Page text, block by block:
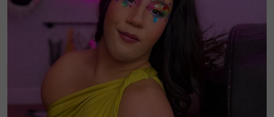
Muhammad Hafiz Fardillah Mohd Rosli mengimbau
bagaimana dirinya mengikuti bapanya sejak berusia
sembilan tahun. Dia sentiasa menemani
Allahyarham ke mana sahaja, sama ada membaca
teromba, menyampaikan puisi mahupun menghadiri